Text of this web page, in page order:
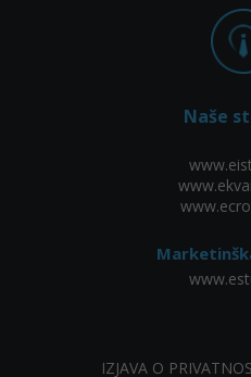
Naše
IZJAVA O